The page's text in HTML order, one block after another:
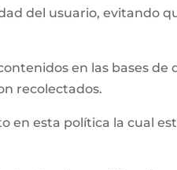
del usuario, evitando
en las bases
recolectados.
en esta política la cual